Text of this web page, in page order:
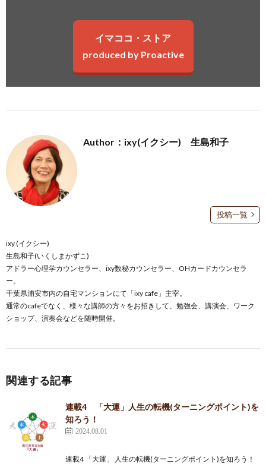
イマココ・ストア
produced by Proactive
Author：ixy(イクシー) 生島和子
投稿一覧
ixy (イクシー)
生島和子(いくしまかずこ)
アドラー心理学カウンセラー、ixy数秘カウンセラー、OHカードカウンセラ
ー。
千葉県浦安市内の自宅マンションにて「ixy cafe」主宰。
通常のcafeでなく、様々な講師の方々をお招きして、勉強会、講演会、ワーク
ショップ、演奏会などを随時開催。
関連する記事
連載4 「大運」人生の転機(ターニングポイント)を
知ろう！
2024.08.01
連載4 「大運」 人生の転機(ターニングポイント)を知ろう！